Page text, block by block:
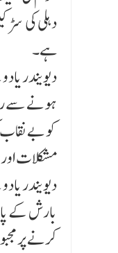
دہلی کی
ہے۔
دیویندر
ہونے سے
کو بے
مشکلات
دیویندر
بارش کے
کرنے پر